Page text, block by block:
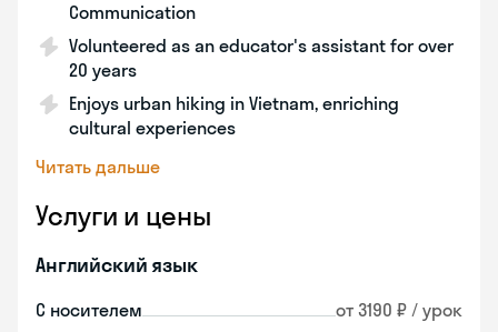
Communication
Volunteered as an educator's assistant for over
20 years
Enjoys urban hiking in Vietnam, enriching
cultural experiences
Читать дальше
Услуги и цены
Английский язык
С носителем от 3190 ₽ / урок